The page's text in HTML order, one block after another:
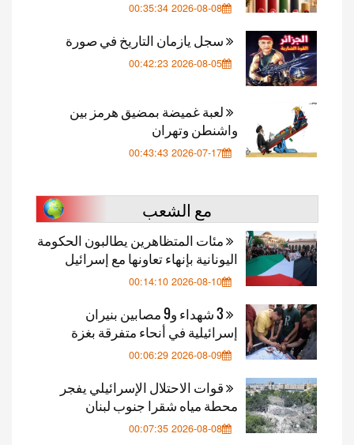
2026-08-08 00:35:34
سجل يازمان التاريخ في صورة
2026-08-05 00:42:23
لعبة غميضة بمضيق هرمز بين
واشنطن وتهران
2026-07-17 00:43:43
مع الشعب
مئات المتظاهرين يطالبون الحكومة
اليونانية بإنهاء تعاونها مع إسرائيل
2026-08-10 00:14:10
3 شهداء و9 مصابين بنيران
إسرائيلية في أنحاء متفرقة بغزة
2026-08-09 00:06:29
قوات الاحتلال الإسرائيلي يفجر
محطة مياه شقرا جنوب لبنان
2026-08-08 00:07:35